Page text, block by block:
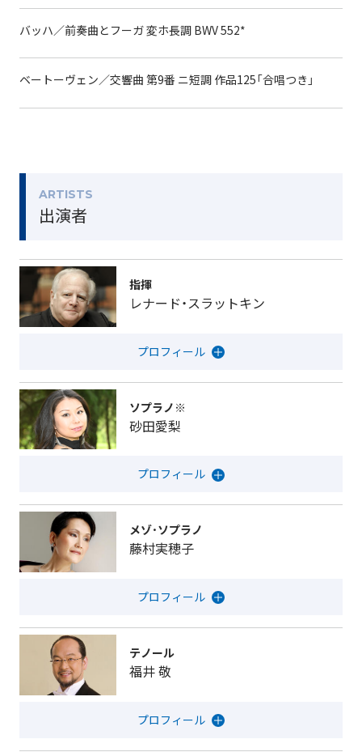
な語り口で作品本来の姿を伝えることができる名指揮者
である。加えて、温かみのある音楽が持ち味。心に沁みる
《第九》を期待したい。
声楽陣も強力だ。中村恵理のソプラノ、藤村実穂子のメ
オルガニストの1人、近藤岳を迎えてバッハの壮麗な作
品が演奏される。サントリーホールが誇るオルガンの輝
かしい音色を堪能したい。
飯尾洋一（音楽ジャーナリスト）
バッハ／前奏曲とフーガ 変ホ長調 BWV 552*
ベートーヴェン／交響曲 第9番 ニ短調 作品125「合唱つき」
ARTISTS
出演者
指揮
レナード・スラットキン
ソプラノ※
砂田愛梨
メゾ･ソプラノ
藤村実穂子
テノール
福井 敬